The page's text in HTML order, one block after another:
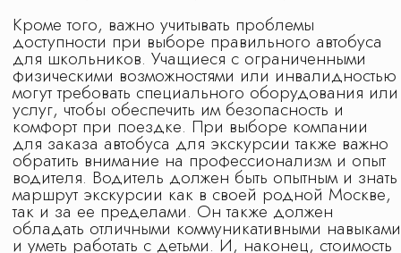
Положение № 1 о работе с персональными
данными
Design by IFS
На сайте использованы изображения с
платных фотостоков c лицензией на
коммерческое использование: ru.freepik.com,
unsplash.com, shutterstock.com, canva.com, а
также с сайтов партнеров по документальному
разрешению на использование
интеллектуальной собственностью. Также на
сайте используется материал
сгенерированный в нейросети с правом
коммерческого использования